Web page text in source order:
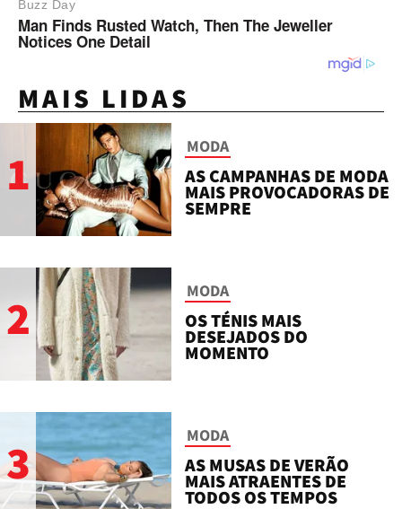
MAIS LIDAS
1 MODA
AS CAMPANHAS DE MODA
MAIS PROVOCADORAS DE
SEMPRE
2 MODA
OS TÉNIS MAIS
DESEJADOS DO
MOMENTO
3 MODA
AS MUSAS DE VERÃO
MAIS ATRAENTES DE
TODOS OS TEMPOS